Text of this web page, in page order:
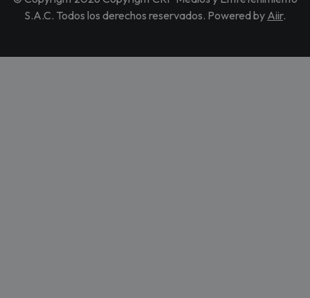
S.A.C. Todos los derechos reservados. Powered by Aiir.